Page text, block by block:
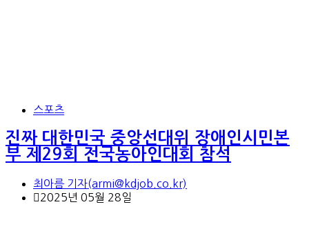
스포츠
진짜 대한민국 중앙선대위 장애인시민본
부 제29회 전국농아인대회 참석
최아름 기자(armi@kdjob.co.kr)
2025년 05월 28일